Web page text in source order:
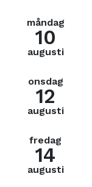
måndag
10
augusti
onsdag
12
augusti
fredag
14
augusti